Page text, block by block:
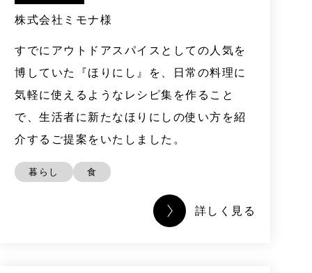
株式会社ミモナ様
すでにアウトドアスパイスとしての人気を
博していた『ほりにし』を、日常の料理に
気軽に使えるようなレシピ集を作ること
で、生活者に新たなほりにしの使い方を紹
介するご提案をいたしました。
暮らし 食
詳しく見る